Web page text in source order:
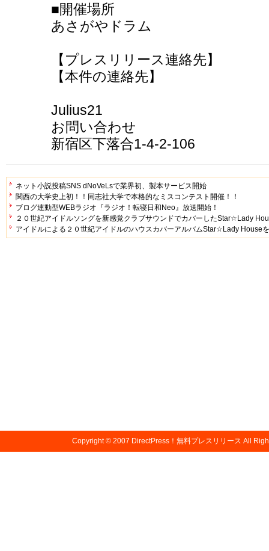
■開催場所
あさがやドラム
【プレスリリース連絡先】
【本件の連絡先】
Julius21
お問い合わせ
新宿区下落合1-4-2-106
ネット小説投稿SNS dNoVeLsで業界初、製本サービス開始
関西の大学史上初！！同志社大学で本格的なミスコンテスト開催！！
ブログ連動型WEBラジオ『ラジオ！転寝日和Neo』放送開始！
２０世紀アイドルソングを新感覚クラブサウンドでカバーしたStar☆Lady
アイドルによる２０世紀アイドルのハウスカバーアルバムStar☆Lady House
Copyright © 2007 DirectPress！無料プレスリリース All